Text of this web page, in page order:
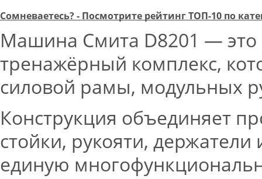
Сомневаетесь? - Посмотрите рейтинг ТОП-10 по
Машина Смита D8201 —
тренажёрный комплекс,
силовой рамы, модульных
Конструкция объединяет
стойки, рукояти,
единую